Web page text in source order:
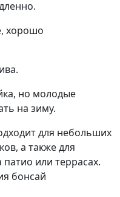
хорошо
но молодые
на зиму.
для небольших
а также для
или террасах.
бонсай